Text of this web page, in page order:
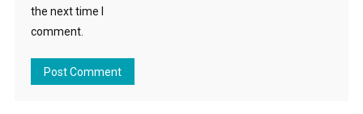
the next time I
comment.